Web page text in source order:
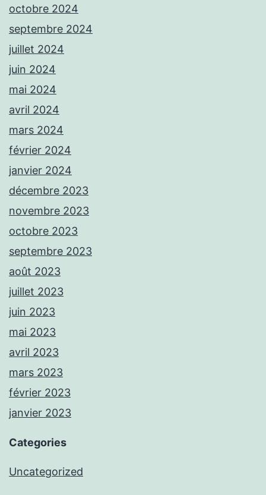
octobre 2024
septembre 2024
juillet 2024
juin 2024
mai 2024
avril 2024
mars 2024
février 2024
janvier 2024
décembre 2023
novembre 2023
octobre 2023
septembre 2023
août 2023
juillet 2023
juin 2023
mai 2023
avril 2023
mars 2023
février 2023
janvier 2023
Categories
Uncategorized